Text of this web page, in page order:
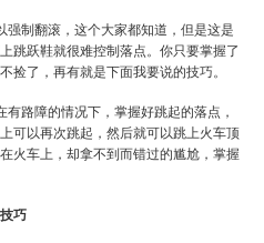
制翻滚，这个大家都知道，但是这是
跳跃鞋就很难控制落点。你只要掌握了
捡了，再有就是下面我要说的技巧。
路障的情况下，掌握好跳起的落点，
可以再次跳起，然后就可以跳上火车顶
火车上，却拿不到而错过的尴尬，掌握
巧